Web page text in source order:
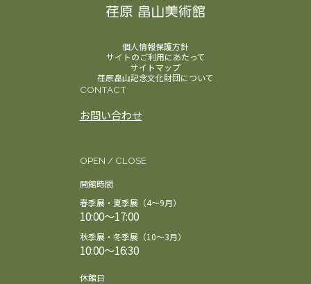
個人情報保護方針
サイトのご利用にあたって
サイトマップ
荏原畠山記念文化財団について
CONTACT
お問い合わせ
OPEN / CLOSE
開館時間
春季展・夏季展（4～9月）
10:00～17:00
秋季展・冬季展（10～3月）
10:00～16:30
休館日